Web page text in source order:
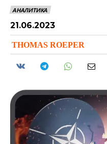
АНАЛИТИКА
21.06.2023
THOMAS ROEPER